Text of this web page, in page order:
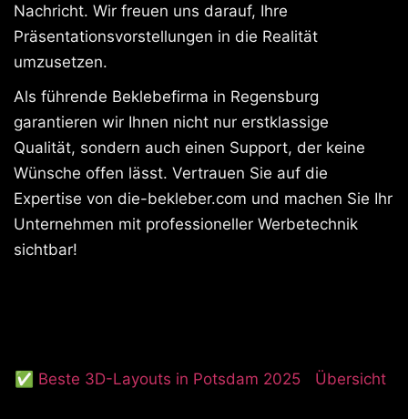
Nachricht. Wir freuen uns darauf, Ihre
Präsentationsvorstellungen in die Realität
umzusetzen.
Als führende Beklebefirma in Regensburg
garantieren wir Ihnen nicht nur erstklassige
Qualität, sondern auch einen Support, der keine
Wünsche offen lässt. Vertrauen Sie auf die
Expertise von die-bekleber.com und machen Sie Ihr
Unternehmen mit professioneller Werbetechnik
sichtbar!
✅ Beste 3D-Layouts in Potsdam 2025 Übersicht